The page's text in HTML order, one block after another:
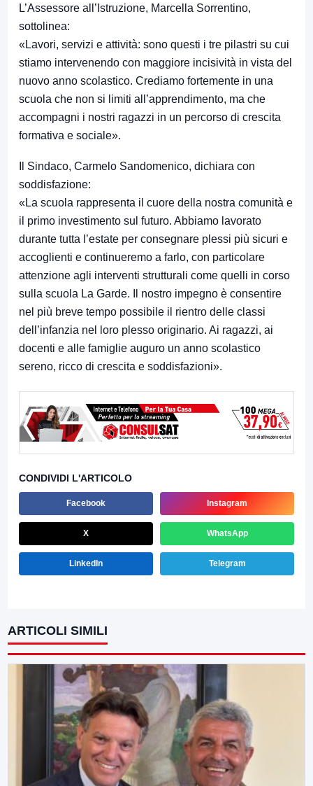
L’Assessore all’Istruzione, Marcella Sorrentino,
sottolinea:
«Lavori, servizi e attività: sono questi i tre pilastri su cui
stiamo intervenendo con maggiore incisività in vista del
nuovo anno scolastico. Crediamo fortemente in una
scuola che non si limiti all’apprendimento, ma che
accompagni i nostri ragazzi in un percorso di crescita
formativa e sociale».
Il Sindaco, Carmelo Sandomenico, dichiara con
soddisfazione:
«La scuola rappresenta il cuore della nostra comunità e
il primo investimento sul futuro. Abbiamo lavorato
durante tutta l’estate per consegnare plessi più sicuri e
accoglienti e continueremo a farlo, con particolare
attenzione agli interventi strutturali come quelli in corso
sulla scuola La Garde. Il nostro impegno è consentire
nel più breve tempo possibile il rientro delle classi
dell’infanzia nel loro plesso originario. Ai ragazzi, ai
docenti e alle famiglie auguro un anno scolastico
sereno, ricco di crescita e soddisfazioni».
CONDIVIDI L'ARTICOLO
Facebook Instagram
X WhatsApp
LinkedIn Telegram
ARTICOLI SIMILI